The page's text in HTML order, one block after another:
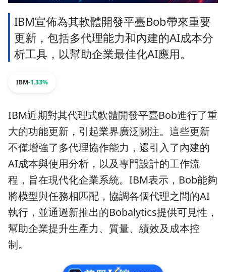
IBM宣佈為其軟體開發平臺Bob帶來重要
更新，包括多代理能力和內建的AI成本分
析工具，以幫助企業最佳化AI應用。
IBM-1.33%
IBM近期對其代理式軟體開發平臺Bob進行了重
大的功能更新，引起業界廣泛關注。這些更新
不僅增強了多代理協作能力，還引入了內建的
AI成本與使用分析，以及專門設計的工作流
程，旨在現代化企業系統。IBM表示，Bob能夠
將模型與任務相匹配，協調各個代理之間的AI
執行，並通過新推出的Bobalytics提供可見性，
幫助企業提升生產力、質量、績效及成本控
制。